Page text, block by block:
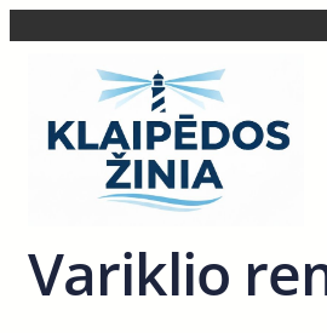
Variklio